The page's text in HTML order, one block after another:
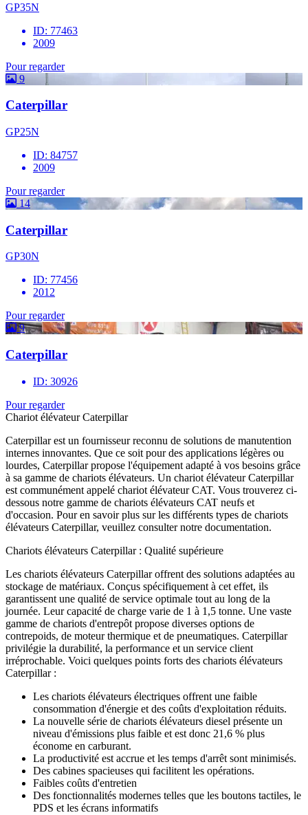
GP35N
ID: 77463
2009
Pour regarder
9
Caterpillar
GP25N
ID: 84757
2009
Pour regarder
14
Caterpillar
GP30N
ID: 77456
2012
Pour regarder
9
Caterpillar
ID: 30926
Pour regarder
Chariot élévateur Caterpillar
Caterpillar est un fournisseur reconnu de solutions de manutention
internes innovantes. Que ce soit pour des applications légères ou
lourdes, Caterpillar propose l'équipement adapté à vos besoins grâce
à sa gamme de chariots élévateurs. Un chariot élévateur Caterpillar
est communément appelé chariot élévateur CAT. Vous trouverez ci-
dessous notre gamme de chariots élévateurs CAT neufs et
d'occasion. Pour en savoir plus sur les différents types de chariots
élévateurs Caterpillar, veuillez consulter notre documentation.
Chariots élévateurs Caterpillar : Qualité supérieure
Les chariots élévateurs Caterpillar offrent des solutions adaptées au
stockage de matériaux. Conçus spécifiquement à cet effet, ils
garantissent une qualité de service optimale tout au long de la
journée. Leur capacité de charge varie de 1 à 1,5 tonne. Une vaste
gamme de chariots d'entrepôt propose diverses options de
contrepoids, de moteur thermique et de pneumatiques. Caterpillar
privilégie la durabilité, la performance et un service client
irréprochable. Voici quelques points forts des chariots élévateurs
Caterpillar :
Les chariots élévateurs électriques offrent une faible
consommation d'énergie et des coûts d'exploitation réduits.
La nouvelle série de chariots élévateurs diesel présente un
niveau d'émissions plus faible et est donc 21,6 % plus
économe en carburant.
La productivité est accrue et les temps d'arrêt sont minimisés.
Des cabines spacieuses qui facilitent les opérations.
Faibles coûts d'entretien
Des fonctionnalités modernes telles que les boutons tactiles, le
PDS et les écrans informatifs